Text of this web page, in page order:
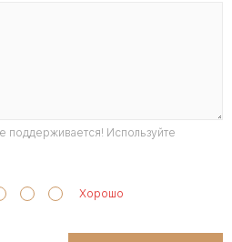
поддерживается! Используйте
Хорошо